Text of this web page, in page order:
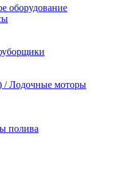
оборудование
/ Лодочные моторы
полива